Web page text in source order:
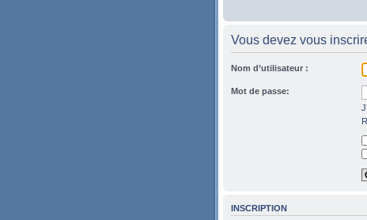
Vous devez vous
Nom d’utilisateur :
Mot de passe:
INSCRIPTION